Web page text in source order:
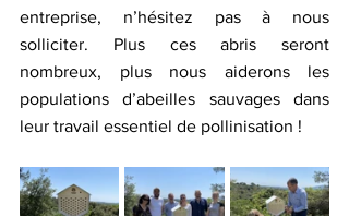
entreprise, n’hésitez pas à nous
solliciter. Plus ces abris seront
nombreux, plus nous aiderons les
populations d’abeilles sauvages dans
leur travail essentiel de pollinisation !